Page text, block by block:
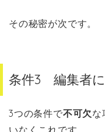
その秘密が次です。
条件3 編集者に
3つの条件で不可欠な
いなくこれです。